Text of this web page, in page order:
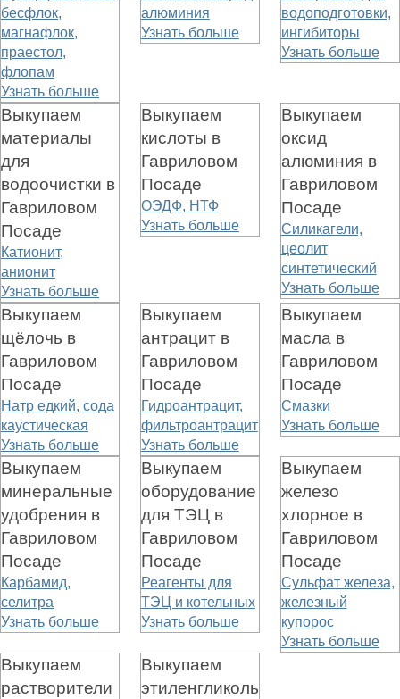
бесфлок,
магнафлок,
праестол,
флопам
Узнать больше
алюминия
Узнать больше
водоподготовки,
ингибиторы
Узнать больше
Выкупаем
материалы
для
водоочистки в
Гавриловом
Посаде
Катионит,
анионит
Узнать больше
Выкупаем
кислоты в
Гавриловом
Посаде
ОЭДФ, НТФ
Узнать больше
Выкупаем
оксид
алюминия в
Гавриловом
Посаде
Силикагели,
цеолит
синтетический
Узнать больше
Выкупаем
щёлочь в
Гавриловом
Посаде
Натр едкий, сода
каустическая
Узнать больше
Выкупаем
антрацит в
Гавриловом
Посаде
Гидроантрацит,
фильтроантрацит
Узнать больше
Выкупаем
масла в
Гавриловом
Посаде
Смазки
Узнать больше
Выкупаем
минеральные
удобрения в
Гавриловом
Посаде
Карбамид,
селитра
Узнать больше
Выкупаем
оборудование
для ТЭЦ в
Гавриловом
Посаде
Реагенты для
ТЭЦ и котельных
Узнать больше
Выкупаем
железо
хлорное в
Гавриловом
Посаде
Сульфат железа,
железный
купорос
Узнать больше
Выкупаем
растворители
Выкупаем
этиленгликоль